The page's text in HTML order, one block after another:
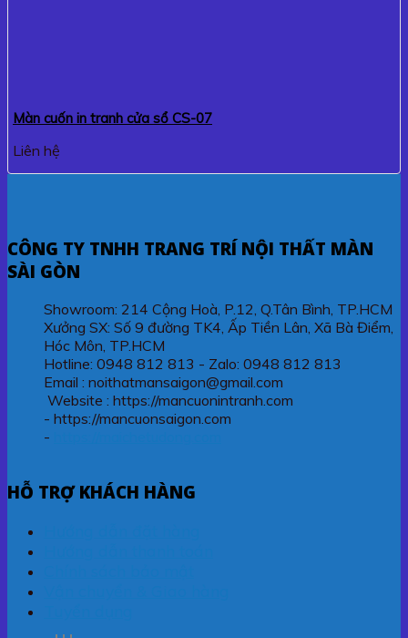
Màn cuốn in tranh cửa sổ CS-07
Liên hệ
CÔNG TY TNHH TRANG TRÍ NỘI THẤT MÀN
SÀI GÒN
Showroom: 214 Cộng Hoà, P.12, Q.Tân Bình, TP.HCM
Xưởng SX: Số 9 đường TK4, Ấp Tiền Lân, Xã Bà Điểm,
Hóc Môn, TP.HCM
Hotline: 0948 812 813 - Zalo: 0948 812 813
Email : noithatmansaigon@gmail.com
Website : https://mancuonintranh.com
- https://mancuonsaigon.com
-
HỖ TRỢ KHÁCH HÀNG